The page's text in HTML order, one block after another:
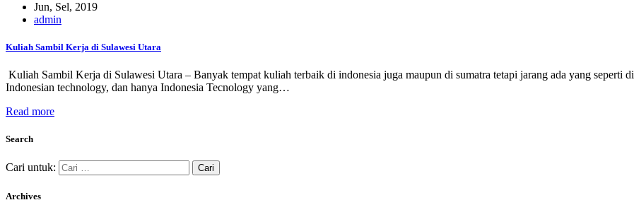
Jun, Sel, 2019
admin
Kuliah Sambil Kerja di Sulawesi Utara
Kuliah Sambil Kerja di Sulawesi Utara – Banyak tempat kuliah terbaik di indonesia juga maupun di sumatra tetapi jarang ada yang seperti di
Indonesian technology, dan hanya Indonesia Tecnology yang…
Read more
Search
Cari untuk:
Archives